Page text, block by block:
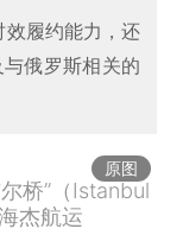
效履约能力，还
俄罗斯相关的
原图
桥”（Istanbul
杰航运